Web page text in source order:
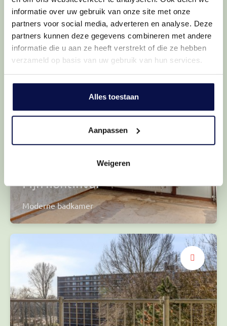
informatie over uw gebruik van onze site met onze
partners voor social media, adverteren en analyse. Deze
partners kunnen deze gegevens combineren met andere
informatie die u aan ze heeft verstrekt of die ze hebben
verzameld op basis van uw gebruik van hun services.
Alles toestaan
Aanpassen
Weigeren
Aparte keuken
Volop mogelijkheden
Fijn lichtinval
Moderne badkamer